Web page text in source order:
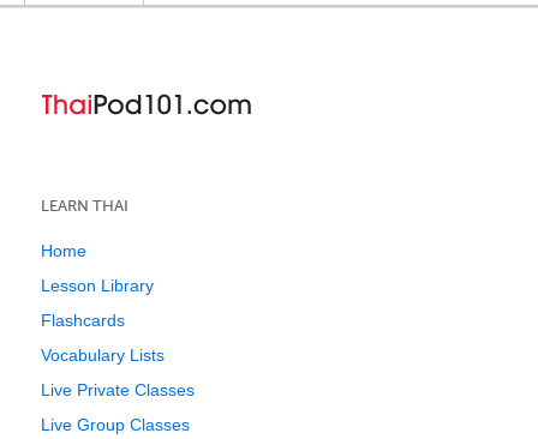
LEARN THAI
Home
Lesson Library
Flashcards
Vocabulary Lists
Live Private Classes
Live Group Classes